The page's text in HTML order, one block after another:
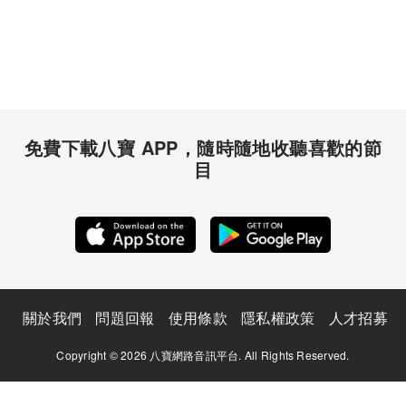
免費下載八寶 APP，隨時隨地收聽喜歡的節
目
關於我們 問題回報 使用條款 隱私權政策 人才招募
Copyright © 2026 八寶網路音訊平台. All Rights Reserved.